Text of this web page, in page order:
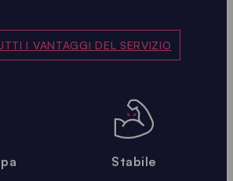
I VANTAGGI DEL SERVIZIO
Stabile